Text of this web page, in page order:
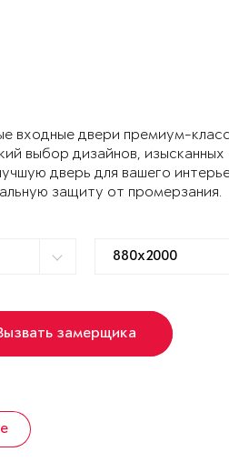
входные двери премиум-
выбор дизайнов, изысканных
дверь для вашего
защиту от промерзания.
замерщика